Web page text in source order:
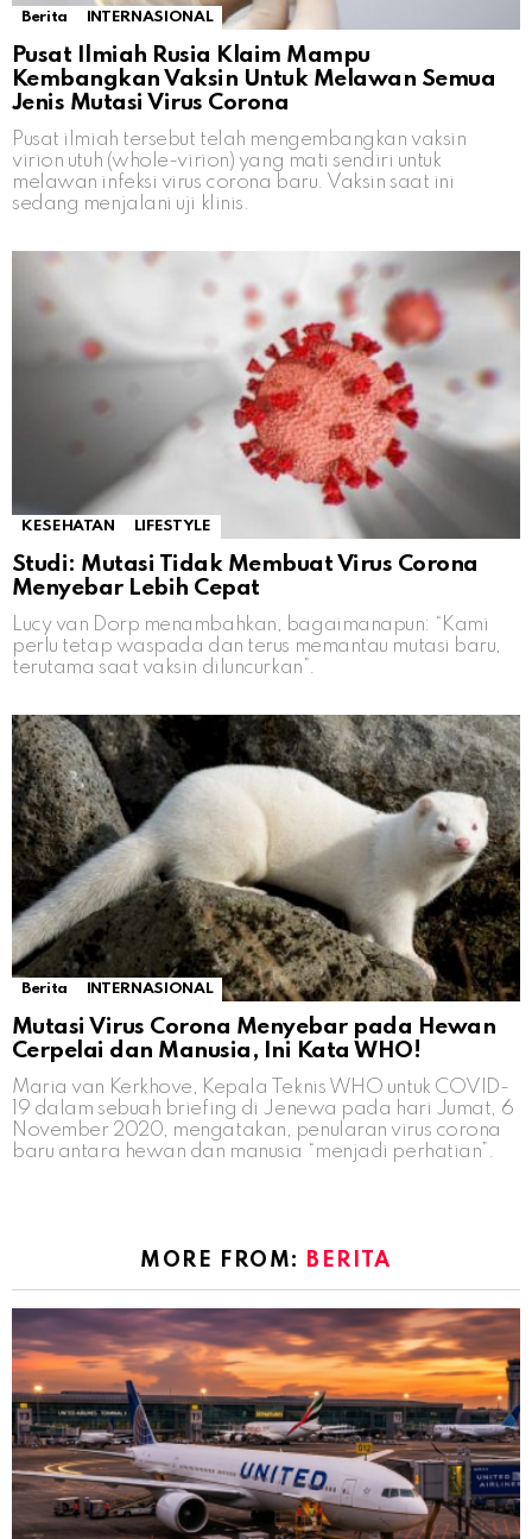
Berita INTERNASIONAL
Pusat Ilmiah Rusia Klaim Mampu
Kembangkan Vaksin Untuk Melawan Semua
Jenis Mutasi Virus Corona
Pusat ilmiah tersebut telah mengembangkan vaksin
virion utuh (whole-virion) yang mati sendiri untuk
melawan infeksi virus corona baru. Vaksin saat ini
sedang menjalani uji klinis.
KESEHATAN LIFESTYLE
Studi: Mutasi Tidak Membuat Virus Corona
Menyebar Lebih Cepat
Lucy van Dorp menambahkan, bagaimanapun: “Kami
perlu tetap waspada dan terus memantau mutasi baru,
terutama saat vaksin diluncurkan”.
Berita INTERNASIONAL
Mutasi Virus Corona Menyebar pada Hewan
Cerpelai dan Manusia, Ini Kata WHO!
Maria van Kerkhove, Kepala Teknis WHO untuk COVID-
19 dalam sebuah briefing di Jenewa pada hari Jumat, 6
November 2020, mengatakan, penularan virus corona
baru antara hewan dan manusia “menjadi perhatian”.
MORE FROM: BERITA